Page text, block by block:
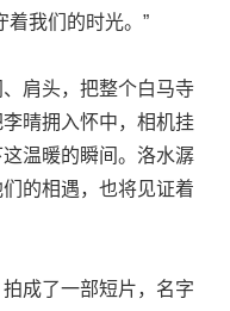
着我们的时光。”
肩头，把整个白马寺
晴拥入怀中，相机挂
温暖的瞬间。洛水潺
的相遇，也将见证着
成了一部短片，名字